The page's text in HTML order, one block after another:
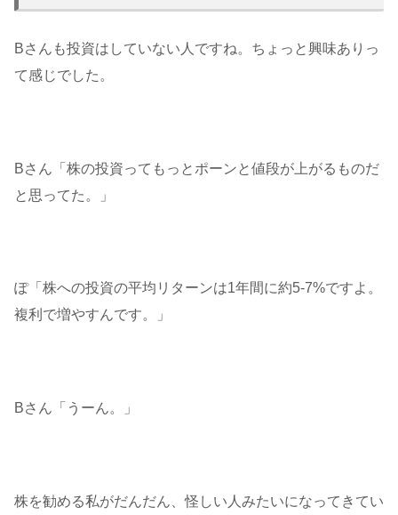
Bさんも投資はしていない人ですね。ちょっと興味ありっ
て感じでした。
Bさん「株の投資ってもっとポーンと値段が上がるものだ
と思ってた。」
ぽ「株への投資の平均リターンは1年間に約5-7%ですよ。
複利で増やすんです。」
Bさん「うーん。」
株を勧める私がだんだん、怪しい人みたいになってきてい